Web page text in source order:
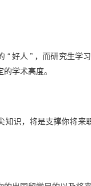
好人 ” ，而研究生学
学术高度。
识，将是支撑你将来